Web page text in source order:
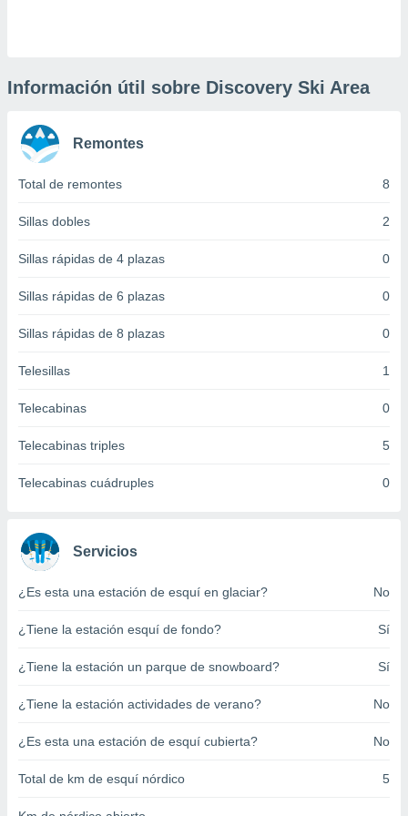
únicos
similares
como
de
en
a lo que
su
en
en
de
o acceder
perfiles
Información útil sobre Discovery Ski Area
Remontes
Total de remontes 8
Sillas dobles 2
Sillas rápidas de 4 plazas 0
Sillas rápidas de 6 plazas 0
Sillas rápidas de 8 plazas 0
Telesillas 1
Telecabinas 0
Telecabinas triples 5
Telecabinas cuádruples 0
Servicios
¿Es esta una estación de esquí en glaciar? No
¿Tiene la estación esquí de fondo? Sí
¿Tiene la estación un parque de snowboard? Sí
¿Tiene la estación actividades de verano? No
¿Es esta una estación de esquí cubierta? No
Total de km de esquí nórdico 5